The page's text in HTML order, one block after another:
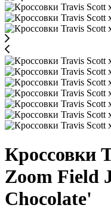
Кроссовки
Zoom Field
Chocolate'